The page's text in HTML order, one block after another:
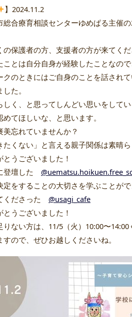
】2024.11.2
総合療育相談センターゆめぱる主催
の保護者の方、支援者の方が来てく
ことは自分自身が経験したことなの
クのときにはご自身のことを話され
た。
しく、と思ってしんどい思いをして
めてほしいな、と思います。
美忘れていませんか？
たくない」と言える親子関係は素晴
うございました！
登壇した
定をすることの大切さを学ぶことがで
くださった @usagi_cafe
とうございました！
りない方は、11/5（火）10:00〜
ので、ぜひお越しくださいね。